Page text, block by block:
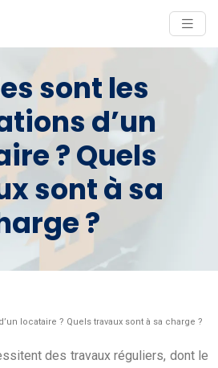
sont les
d’un
? Quels
sont à sa
?
locataire ? Quels travaux sont à sa charge ?
des travaux réguliers, dont le